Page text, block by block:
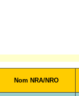
Nom NRA/NRO